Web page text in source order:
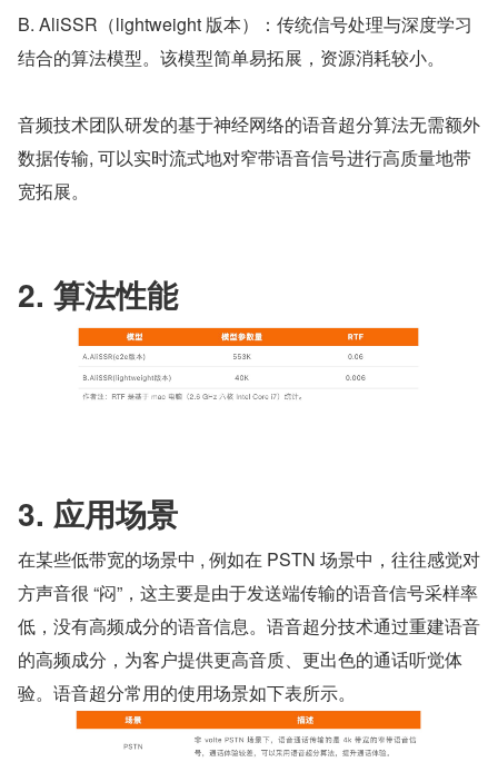
B. AliSSR（lightweight 版本）：传统信号处理与深度学习
结合的算法模型。该模型简单易拓展，资源消耗较小。
音频技术团队研发的基于神经网络的语音超分算法无需额外
数据传输, 可以实时流式地对窄带语音信号进行高质量地带
宽拓展。
2. 算法性能
3. 应用场景
在某些低带宽的场景中 , 例如在 PSTN 场景中，往往感觉对
方声音很 “闷”，这主要是由于发送端传输的语音信号采样率
低，没有高频成分的语音信息。语音超分技术通过重建语音
的高频成分，为客户提供更高音质、更出色的通话听觉体
验。语音超分常用的使用场景如下表所示。